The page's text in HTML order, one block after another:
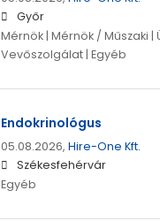
Győr
Mérnök | Mérnök / Műszaki
Vevőszolgálat | Egyéb
Endokrinológus
05.08.2026, Hire-One Kft.
Székesfehérvár
Egyéb